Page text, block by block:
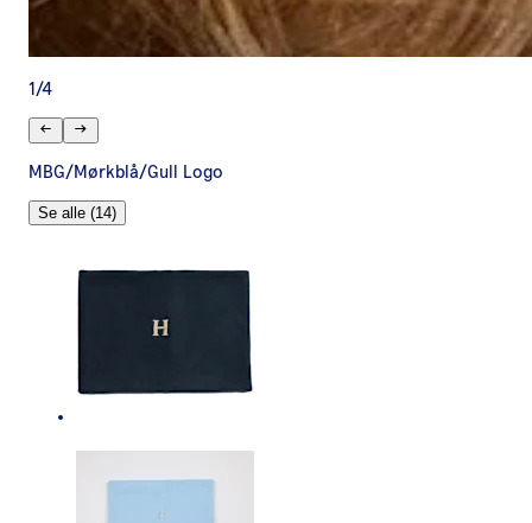
1 /4
MBG/Mørkblå/Gull Logo
Se alle (14)